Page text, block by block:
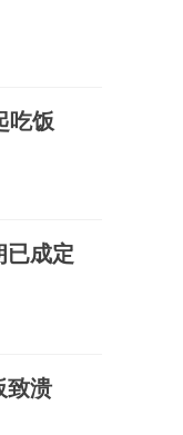
吃饭
已成定
致溃